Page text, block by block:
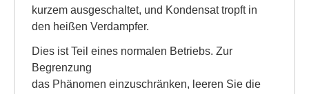
kurzem ausgeschaltet, und Kondensat tropft in
den heißen Verdampfer.
Dies ist Teil eines normalen Betriebs. Zur
Begrenzung
das Phänomen einzuschränken, leeren Sie die